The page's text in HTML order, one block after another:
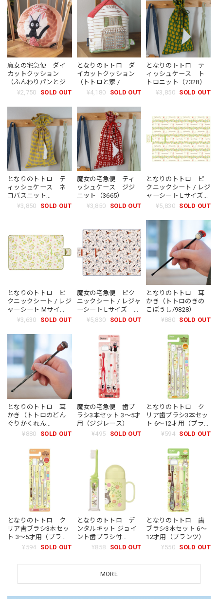
魔女の宅急便 ダイ
カットクッション
（ふんわりパンとジ
ジ / 2343）
¥2,750 SOLD OUT
となりのトトロ ダ
イカットクッション
（トトロと家 /
6292）
¥4,180 SOLD OUT
となりのトトロ テ
ィッシュケース ト
トロニット（7328）
¥3,850 SOLD OUT
となりのトトロ テ
ィッシュケース ネ
コバスニット
（7335）
¥3,850 SOLD OUT
魔女の宅急便 ティ
ッシュケース ジジ
ニット（3665）
¥3,850
SOLD OUT
となりのトトロ ピ
クニックシート / レジ
ャーシート Lサイズ
4〜5人用（1696）
¥5,830 SOLD OUT
となりのトトロ ピ
クニックシート / レジ
ャーシート Mサイ
ズ 2〜3人用
¥3,630 SOLD OUT
魔女の宅急便 ピク
ニックシート / レジャ
ーシート Lサイズ
4〜5人用（1849）
¥5,830 SOLD OUT
となりのトトロ 耳
かき（トトロのきの
こぼうし/9828）
¥880 SOLD OUT
となりのトトロ 耳
かき（トトロのどん
ぐりかくれん
ぼ/9811）
¥880 SOLD OUT
魔女の宅急便 歯ブ
ラシ3本セット 3〜5才
用（ジジレース）
¥495
SOLD OUT
となりのトトロ ク
リア歯ブラシ3本セッ
ト 6〜12才用（プラン
¥594 SOLD OUT
となりのトトロ ク
リア歯ブラシ3本セッ
ト 3〜5才用（プラン
¥594 SOLD OUT
となりのトトロ デ
ンタルキット ジョイ
ント歯ブラシ付
TRKS1（プランツ）
¥858 SOLD OUT
となりのトトロ 歯
ブラシ3本セット 6〜
12才用（プランツ）
¥550 SOLD OUT
MORE